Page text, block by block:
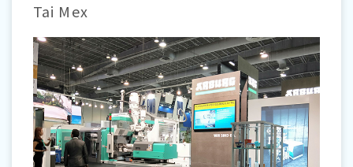
Tai Mex